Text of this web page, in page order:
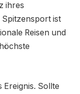
ihres
Spitzensport ist
Reisen und
Ereignis. Sollte